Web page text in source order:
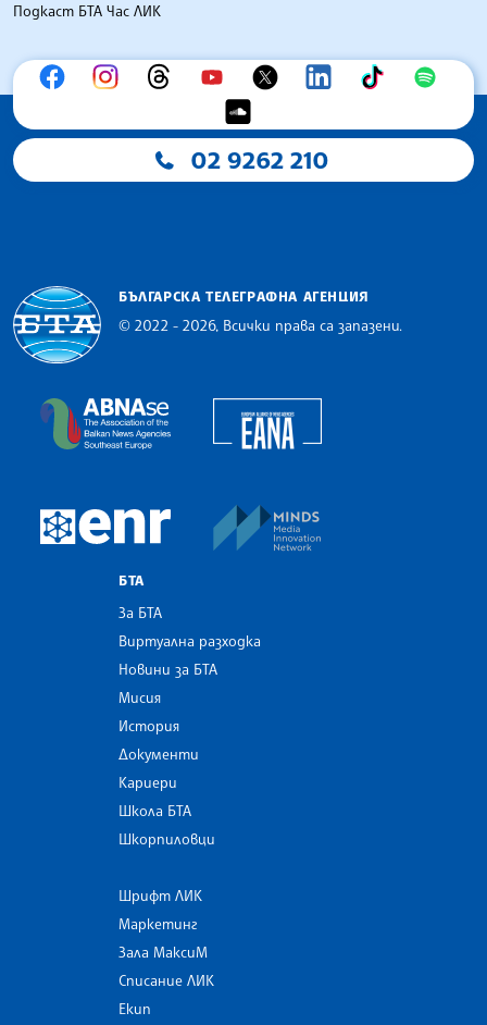
Подкаст БТА Час ЛИК
02 9262 210
БЪЛГАРСКА ТЕЛЕГРАФНА АГЕНЦИЯ
© 2022 - 2026, Всички права са запазени.
The Assocoation of the Balkan News Agencies
European Newsroom
БТА
За БТА
Виртуална разходка
Новини за БТА
Мисия
История
Документи
Кариери
Школа БТА
Шкорпиловци
Шрифт ЛИК
Маркетинг
Зала МаксиМ
Списание ЛИК
Екип